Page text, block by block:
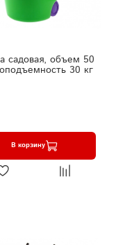
садовая, объем 50
30 кг
В корзину